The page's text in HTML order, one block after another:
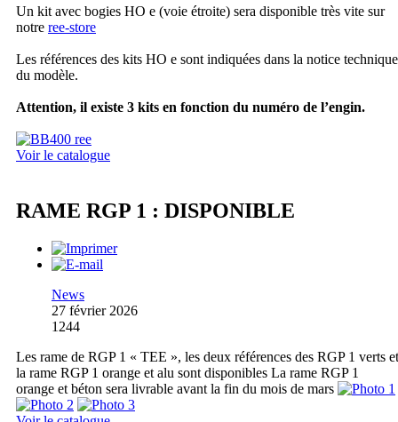
Un kit avec bogies HO e (voie étroite) sera disponible très vite sur
notre ree-store
Les références des kits HO e sont indiquées dans la notice technique
du modèle.
Attention, il existe 3 kits en fonction du numéro de l’engin.
Voir le catalogue
RAME RGP 1 : DISPONIBLE
News
27 février 2026
1244
Les rame de RGP 1 « TEE », les deux références des RGP 1 verts et
la rame RGP 1 orange et alu sont disponibles La rame RGP 1
orange et béton sera livrable avant la fin du mois de mars